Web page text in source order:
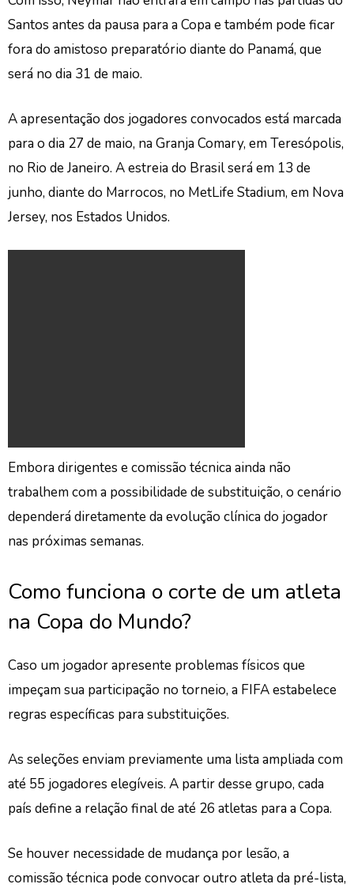
Santos antes da pausa para a Copa e também pode ficar
fora do amistoso preparatório diante do Panamá, que
será no dia 31 de maio.
A apresentação dos jogadores convocados está marcada
para o dia 27 de maio, na Granja Comary, em Teresópolis,
no Rio de Janeiro. A estreia do Brasil será em 13 de
junho, diante do Marrocos, no MetLife Stadium, em Nova
Jersey, nos Estados Unidos.
Embora dirigentes e comissão técnica ainda não
trabalhem com a possibilidade de substituição, o cenário
dependerá diretamente da evolução clínica do jogador
nas próximas semanas.
Como funciona o corte de um atleta
na Copa do Mundo?
Caso um jogador apresente problemas físicos que
impeçam sua participação no torneio, a FIFA estabelece
regras específicas para substituições.
As seleções enviam previamente uma lista ampliada com
até 55 jogadores elegíveis. A partir desse grupo, cada
país define a relação final de até 26 atletas para a Copa.
Se houver necessidade de mudança por lesão, a
comissão técnica pode convocar outro atleta da pré-lista,